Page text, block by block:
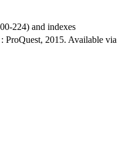
224) and indexes
2015. Available